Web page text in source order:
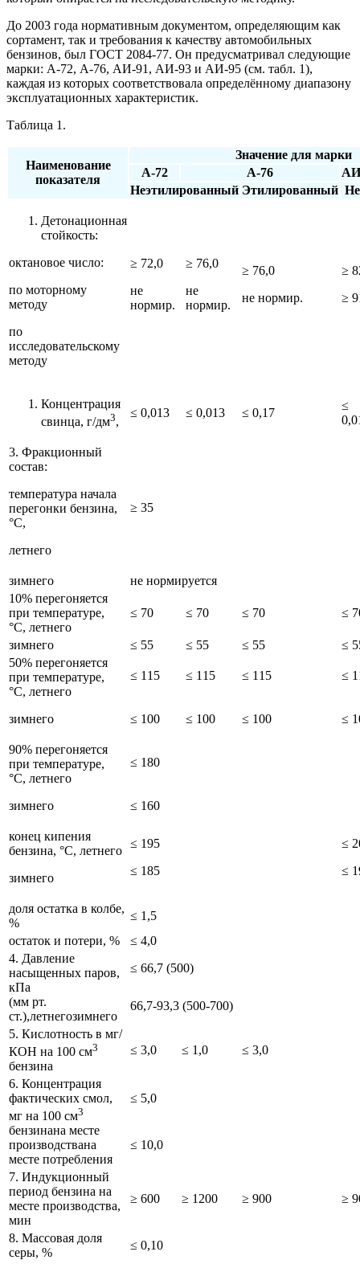
До 2003 года нормативным документом, определяющим как
сортамент, так и требования к качеству автомобильных
бензинов, был ГОСТ 2084-77. Он предусматривал следующие
марки: А-72, А-76, АИ-91, АИ-93 и АИ-95 (см. табл. 1),
каждая из которых соответствовала определённому диапазону
эксплуатационных характеристик.
Таблица 1.
Наименование
показателя
Значение для марки
А-72
А-76
Неэтилированный Этилированный
Детонационная
стойкость:
октановое число:
по моторному
методу
по
исследовательскому
методу
≥ 72,0
не
нормир.
≥ 76,0
не
нормир.
≥ 76,0
не нормир.
≥
≥
Концентрация
свинца, г/дм3,
≤ 0,013 ≤ 0,013 ≤ 0,17
≤
3. Фракционный
состав:
температура начала
перегонки бензина,
°С,
летнего
≥ 35
зимнего
не нормируется
10% перегоняется
при температуре,
°С, летнего
≤ 70 ≤ 70 ≤ 70 ≤
зимнего ≤ 55 ≤ 55 ≤ 55
≤
50% перегоняется
при температуре,
°С, летнего
зимнего
≤ 115 ≤ 115 ≤ 115 ≤
≤ 100 ≤ 100 ≤ 100 ≤
90% перегоняется
при температуре,
°С, летнего
зимнего
≤ 180
≤ 160
конец кипения
бензина, °С, летнего
зимнего
≤ 195
≤ 185
≤
≤
доля остатка в колбе,
%
≤ 1,5
остаток и потери, %
≤ 4,0
4. Давление
насыщенных паров,
кПа
(мм рт.
ст.),летнегозимнего
≤ 66,7 (500)
66,7-93,3 (500-700)
5. Кислотность в мг/
КОН на 100 см3
бензина
≤ 3,0 ≤ 1,0 ≤ 3,0
6. Концентрация
фактических смол,
мг на 100 см3
бензинана месте
производствана
месте потребления
≤ 5,0
≤ 10,0
7. Индукционный
период бензина на
месте производства,
мин
≥ 600 ≥ 1200 ≥ 900 ≥
8. Массовая доля
серы, %
≤ 0,10